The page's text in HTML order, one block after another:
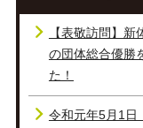
【表敬訪問】
の団体総合優勝
た！
令和元年5月1